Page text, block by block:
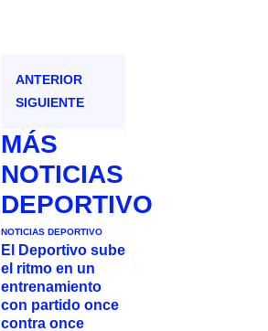
ANTERIOR
SIGUIENTE
MÁS
NOTICIAS
DEPORTIVO
NOTICIAS DEPORTIVO
El Deportivo sube
el ritmo en un
entrenamiento
con partido once
contra once